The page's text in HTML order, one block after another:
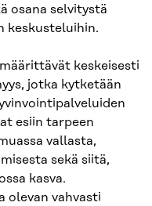
osana selvitystä
keskusteluihin.
keskeisesti
jotka kytketään
esiin tarpeen
vallasta,
sekä siitä,
kasva.
olevan vahvasti